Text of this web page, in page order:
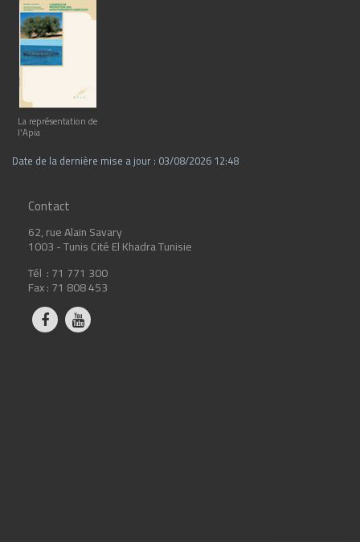
La représentation de
l'Apia
Date de la dernière mise a jour : 03/08/2026 12:48
Contact
62, rue Alain Savary
1003 - Tunis Cité El Khadra Tunisie
Tél : 71 771 300
Fax : 71 808 453